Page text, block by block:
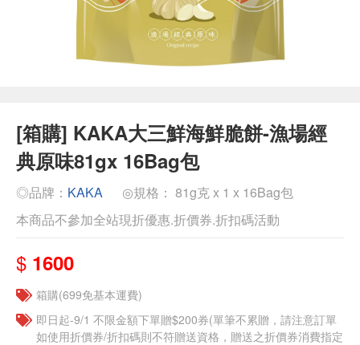
[箱購] KAKA大三鮮海鮮脆餅-漁場經
典原味81gx 16Bag包
◎品牌： KAKA
◎規格： 81g克 x 1 x 16Bag包
本商品不參加全站現折優惠.折價券.折扣碼活動
$ 1600
箱購(699免基本運費)
即日起-9/1 不限金額下單贈$200券(單筆不累贈，請注意訂單
如使用折價券/折扣碼則不符贈送資格，贈送之折價券消費指定